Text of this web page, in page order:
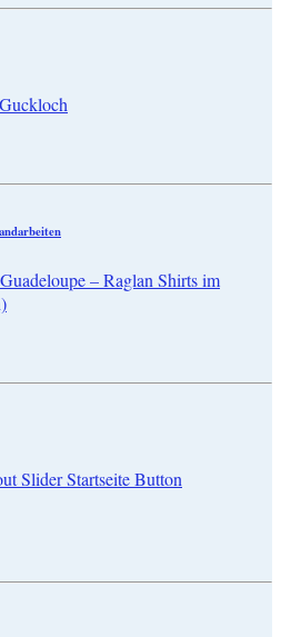
– Raglan Shirts im
Slider Startseite Button